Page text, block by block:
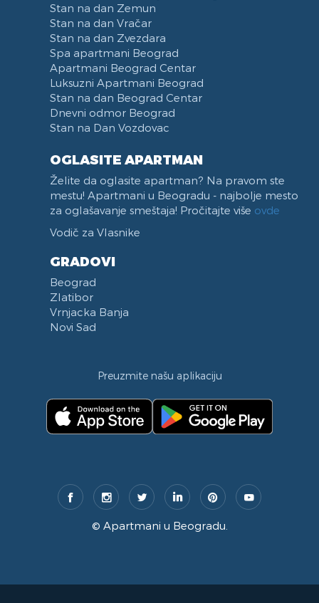
Stan na dan Zemun
Stan na dan Vračar
Stan na dan Zvezdara
Spa apartmani Beograd
Apartmani Beograd Centar
Luksuzni Apartmani Beograd
Stan na dan Beograd Centar
Dnevni odmor Beograd
Stan na Dan Vozdovac
OGLASITE APARTMAN
Želite da oglasite apartman? Na pravom ste
mestu! Apartmani u Beogradu - najbolje mesto
za oglašavanje smeštaja! Pročitajte više ovde
Vodič za Vlasnike
GRADOVI
Beograd
Zlatibor
Vrnjacka Banja
Novi Sad
Preuzmite našu aplikaciju
© Apartmani u Beogradu